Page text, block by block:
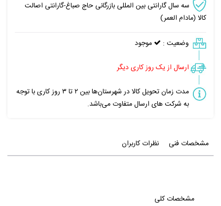
سه سال گارانتی بین المللی بازرگانی حاج صباغ-گارانتی اصالت
کالا (مادام العمر)
وضعیت : موجود
ارسال از یک روز کاری دیگر
مدت زمان تحویل کالا در شهرستان‌ها بین ۲ تا ۳ روز کاری با توجه
به شرکت های ارسال متفاوت می‌باشد.
مشخصات فنی نظرات کاربران
مشخصات کلی